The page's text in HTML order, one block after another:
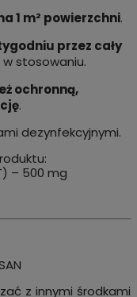
1 m² powierzchni.
przez cały
stosowaniu.
ochronną,
.
dezynfekcyjnymi.
– 500 mg
z innymi środkami